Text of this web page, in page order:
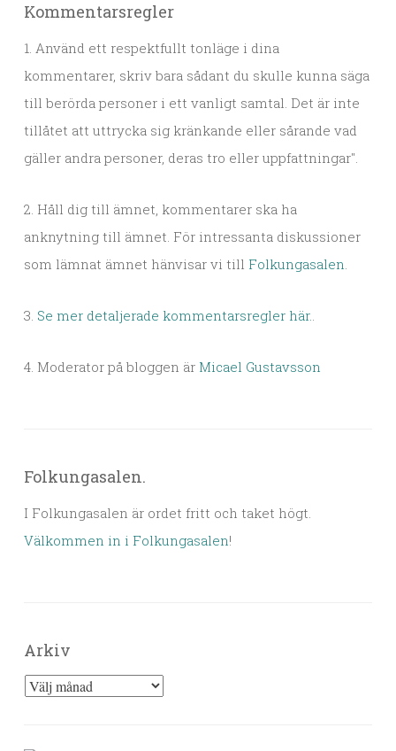
Kommentarsregler
1. Använd ett respektfullt tonläge i dina
kommentarer, skriv bara sådant du skulle kunna säga
till berörda personer i ett vanligt samtal. Det är inte
tillåtet att uttrycka sig kränkande eller sårande vad
gäller andra personer, deras tro eller uppfattningar".
2. Håll dig till ämnet, kommentarer ska ha
anknytning till ämnet. För intressanta diskussioner
som lämnat ämnet hänvisar vi till Folkungasalen.
3. Se mer detaljerade kommentarsregler här..
4. Moderator på bloggen är Micael Gustavsson
Folkungasalen.
I Folkungasalen är ordet fritt och taket högt.
Välkommen in i Folkungasalen!
Arkiv
Arkiv